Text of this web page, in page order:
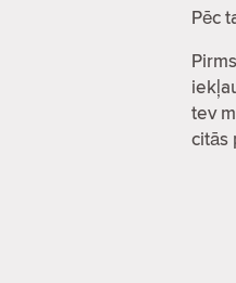
Pēc
tev
citās